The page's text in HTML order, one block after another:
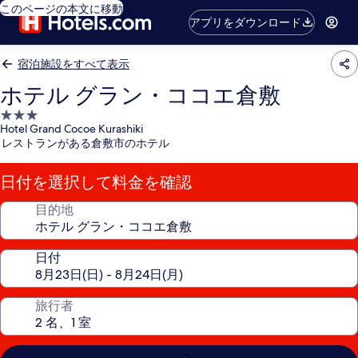
このページの本文に移動
アプリをダウンロード
宿泊施設をすべて表示
ホテル グラン・ココエ倉敷
3.0
つ
星
宿
泊
施
Hotel Grand Cocoe Kurashiki
レストランがある倉敷市のホテル
日付を選択して料金を確認
目的地
日付
旅行者